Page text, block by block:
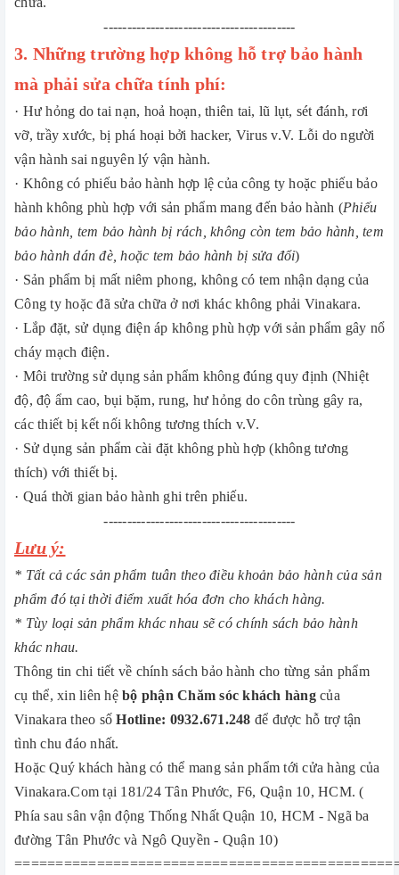
-----------------------------------------
3. Những trường hợp không hỗ trợ bảo hành
mà phải sửa chữa tính phí:
· Hư hỏng do tai nạn, hoả hoạn, thiên tai, lũ lụt, sét đánh, rơi
vỡ, trầy xước, bị phá hoại bởi hacker, Virus v.V. Lỗi do người
vận hành sai nguyên lý vận hành.
· Không có phiếu bảo hành hợp lệ của công ty hoặc phiếu bảo
hành không phù hợp với sản phẩm mang đến bảo hành (Phiếu
bảo hành, tem bảo hành bị rách, không còn tem bảo hành, tem
bảo hành dán đè, hoặc tem bảo hành bị sửa đổi)
· Sản phẩm bị mất niêm phong, không có tem nhận dạng của
Công ty hoặc đã sửa chữa ở nơi khác không phải Vinakara.
· Lắp đặt, sử dụng điện áp không phù hợp với sản phẩm gây nổ
cháy mạch điện.
· Môi trường sử dụng sản phẩm không đúng quy định (Nhiệt
độ, độ ẩm cao, bụi bặm, rung, hư hỏng do côn trùng gây ra,
các thiết bị kết nối không tương thích v.V.
· Sử dụng sản phẩm cài đặt không phù hợp (không tương
thích) với thiết bị.
· Quá thời gian bảo hành ghi trên phiếu.
-----------------------------------------
Lưu ý:
* Tất cả các sản phẩm tuân theo điều khoản bảo hành của sản
phẩm đó tại thời điểm xuất hóa đơn cho khách hàng.
* Tùy loại sản phẩm khác nhau sẽ có chính sách bảo hành
khác nhau.
Thông tin chi tiết về chính sách bảo hành cho từng sản phẩm
cụ thể, xin liên hệ bộ phận Chăm sóc khách hàngcủa
Vinakara theo sốHotline: 0932.671.248 để được hỗ trợ tận
tình chu đáo nhất.
Hoặc Quý khách hàng có thể mang sản phẩm tới cửa hàng của
Vinakara.Com tại 181/24 Tân Phước, F6, Quận 10, HCM. (
Phía sau sân vận động Thống Nhất Quận 10, HCM - Ngã ba
đường Tân Phước và Ngô Quyền - Quận 10)